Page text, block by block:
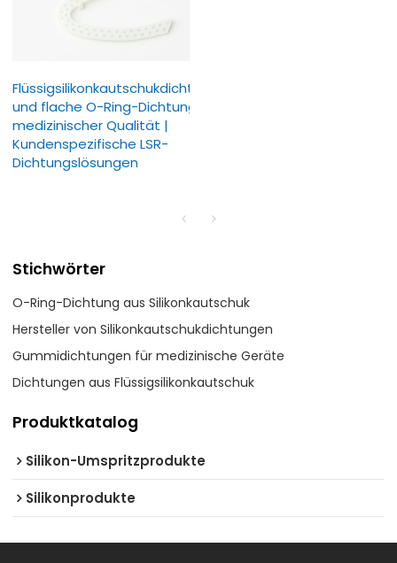
Flüssigsilikonkautschukdichtungen
und flache O-Ring-Dichtungen in
medizinischer Qualität |
Kundenspezifische LSR-
Dichtungslösungen
Stichwörter
O-Ring-Dichtung aus Silikonkautschuk
Hersteller von Silikonkautschukdichtungen
Gummidichtungen für medizinische Geräte
Dichtungen aus Flüssigsilikonkautschuk
Produktkatalog
Silikon-Umspritzprodukte
Silikonprodukte